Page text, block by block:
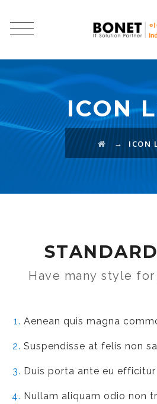
ICON
→ ICON
Have many style
Aenean quis magna
Suspendisse at felis non
Duis porta ante eu efficitur
Nullam aliquam odio non